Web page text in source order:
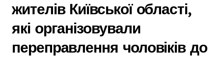
жителів Київської області,
які організовували
переправлення чоловіків до